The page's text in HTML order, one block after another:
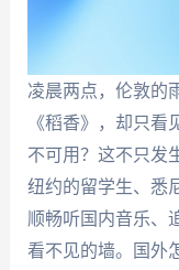
凌晨两点，伦敦的
《稻香》，却只
不可用？这不只发
纽约的留学生、悉
顺畅听国内音乐、
看不见的墙。国外